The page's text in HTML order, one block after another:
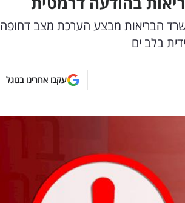
הבריאות מבצע הערכת מצב דחופה
בלב ים
עקבו אחרינו בגוגל